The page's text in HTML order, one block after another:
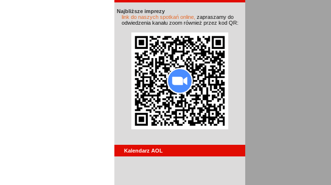
Najbliższe imprezy
link do naszych spotkań online, zapraszamy do
odwiedzenia kanału zoom również przez kod QR:
Kalendarz AOL